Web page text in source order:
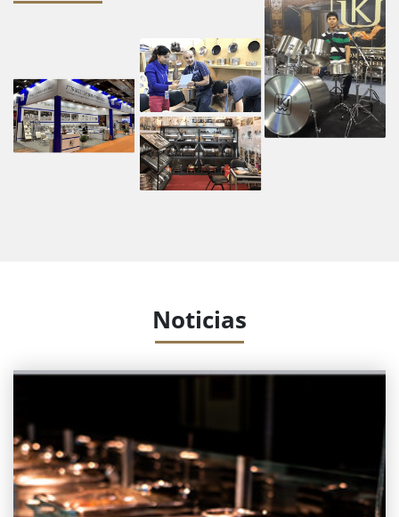
Noticias